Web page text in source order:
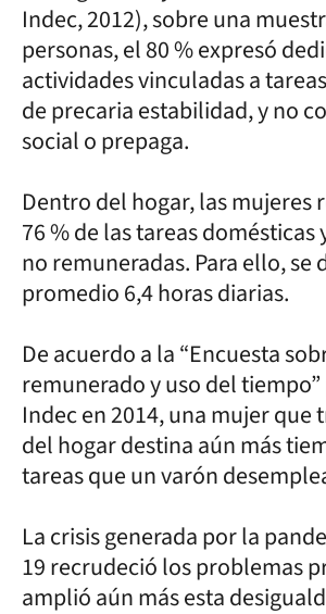
Indec, 2012), sobre una
personas, el 80 % expresó
actividades vinculadas a
de precaria estabilidad, y no
social o prepaga.
Dentro del hogar, las mujeres
76 % de las tareas domésticas
no remuneradas. Para ello, se
promedio 6,4 horas diarias.
De acuerdo a la “Encuesta
remunerado y uso del
Indec en 2014, una mujer que
del hogar destina aún más
tareas que un varón
La crisis generada por la
19 recrudeció los problemas
amplió aún más esta